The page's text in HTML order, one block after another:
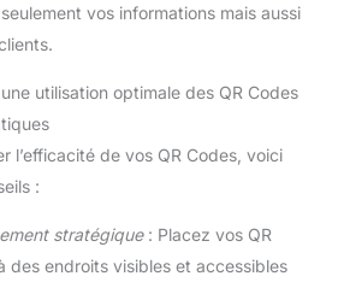
vos informations mais aussi
utilisation optimale des QR Codes
l’efficacité de vos QR Codes, voici
:
stratégique: Placez vos QR
des endroits visibles et accessibles